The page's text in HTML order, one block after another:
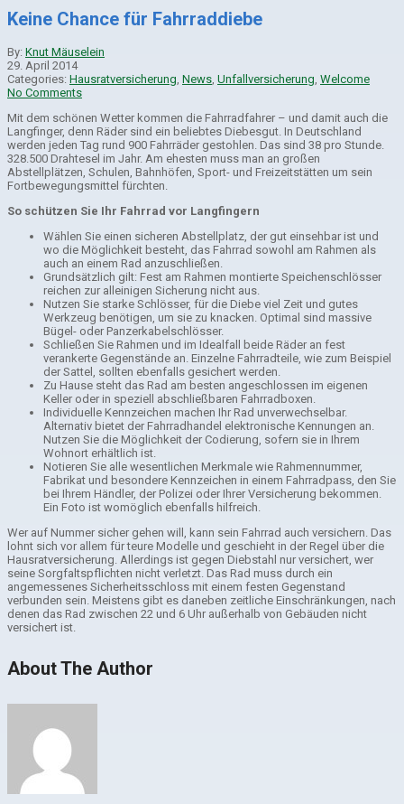
Keine Chance für Fahrraddiebe
By: Knut Mäuselein
29. April 2014
Categories: Hausratversicherung News Unfallversicherung Welcome
No Comments
Mit dem schönen Wetter kommen die Fahrradfahrer – und damit auch die
Langfinger, denn Räder sind ein beliebtes Diebesgut. In Deutschland
werden jeden Tag rund 900 Fahrräder gestohlen. Das sind 38 pro Stunde.
328.500 Drahtesel im Jahr. Am ehesten muss man an großen
Abstellplätzen, Schulen, Bahnhöfen, Sport- und Freizeitstätten um sein
Fortbewegungsmittel fürchten.
So schützen Sie Ihr Fahrrad vor Langfingern
Wählen Sie einen sicheren Abstellplatz, der gut einsehbar ist und
wo die Möglichkeit besteht, das Fahrrad sowohl am Rahmen als
auch an einem Rad anzuschließen.
Grundsätzlich gilt: Fest am Rahmen montierte Speichenschlösser
reichen zur alleinigen Sicherung nicht aus.
Nutzen Sie starke Schlösser, für die Diebe viel Zeit und gutes
Werkzeug benötigen, um sie zu knacken. Optimal sind massive
Bügel- oder Panzerkabelschlösser.
Schließen Sie Rahmen und im Idealfall beide Räder an fest
verankerte Gegenstände an. Einzelne Fahrradteile, wie zum Beispiel
der Sattel, sollten ebenfalls gesichert werden.
Zu Hause steht das Rad am besten angeschlossen im eigenen
Keller oder in speziell abschließbaren Fahrradboxen.
Individuelle Kennzeichen machen Ihr Rad unverwechselbar.
Alternativ bietet der Fahrradhandel elektronische Kennungen an.
Nutzen Sie die Möglichkeit der Codierung, sofern sie in Ihrem
Wohnort erhältlich ist.
Notieren Sie alle wesentlichen Merkmale wie Rahmennummer,
Fabrikat und besondere Kennzeichen in einem Fahrradpass, den Sie
bei Ihrem Händler, der Polizei oder Ihrer Versicherung bekommen.
Ein Foto ist womöglich ebenfalls hilfreich.
Wer auf Nummer sicher gehen will, kann sein Fahrrad auch versichern. Das
lohnt sich vor allem für teure Modelle und geschieht in der Regel über die
Hausratversicherung. Allerdings ist gegen Diebstahl nur versichert, wer
seine Sorgfaltspflichten nicht verletzt. Das Rad muss durch ein
angemessenes Sicherheitsschloss mit einem festen Gegenstand
verbunden sein. Meistens gibt es daneben zeitliche Einschränkungen, nach
denen das Rad zwischen 22 und 6 Uhr außerhalb von Gebäuden nicht
versichert ist.
About The Author